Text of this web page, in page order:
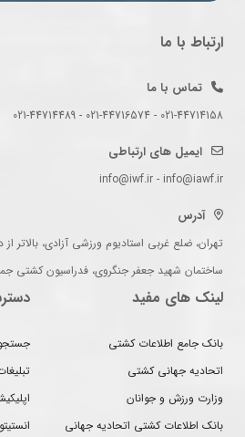
ارتباط با ما
تماس با ما
021-44714158 - 021-44716574 - 021-44714489
ایمیل های ارتباطی
info@iwf.ir - info@iawf.ir
آدرس
تهران، ضلع غربی استادیوم ورزشی آزادی، بالاتر
ساختمان شهید جعفر جنگروی، فدراسیون کشتی
لینک های مفید
بانک جامع اطلاعات کشتی
اتحادیه جهانی کشتی
وزارت ورزش و جوانان
بانک اطلاعات کشتی اتحادیه جهانی